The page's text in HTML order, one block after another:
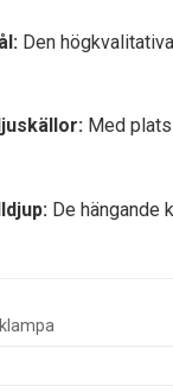
Den
Med
De hängande